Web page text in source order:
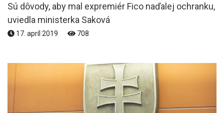
Sú dôvody, aby mal expremiér Fico naďalej ochranku,
uviedla ministerka Saková
17. apríl 2019 708